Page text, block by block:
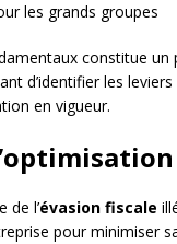
les grands groupes
constitue
d’identifier les
en vigueur.
de l’évasion fiscale
pour minimiser